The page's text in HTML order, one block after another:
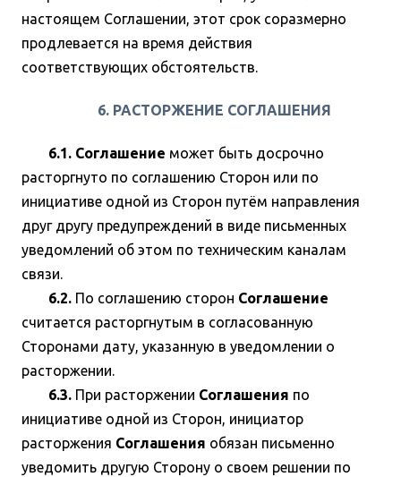
настоящем Соглашении, этот срок соразмерно
продлевается на время действия
соответствующих обстоятельств.
6. РАСТОРЖЕНИЕ СОГЛАШЕНИЯ
6.1. Соглашение может быть досрочно
расторгнуто по соглашению Сторон или по
инициативе одной из Сторон путём направления
друг другу предупреждений в виде письменных
уведомлений об этом по техническим каналам
связи.
6.2. По соглашению сторон Соглашение
считается расторгнутым в согласованную
Сторонами дату, указанную в уведомлении о
расторжении.
6.3. При расторжении Соглашения по
инициативе одной из Сторон, инициатор
расторжения Соглашения обязан письменно
уведомить другую Сторону о своем решении по